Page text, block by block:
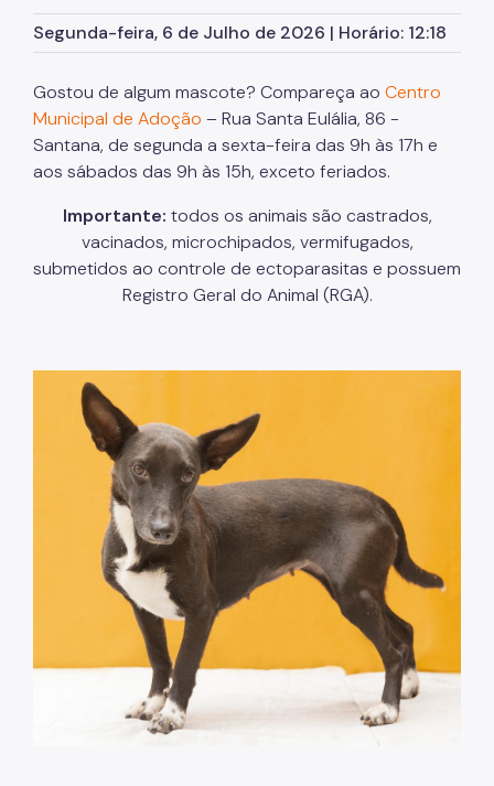
Assessoria de Planejamento – Asplan
Atenção Básica
Atenção Especializada
Atenção Integral às Pessoas em Situação de
Acumulação
Biblioteca de Saúde
Comitê de Ética em Pesquisa com Seres Humanos
Conselho Municipal de Saúde
Coordenadoria de Controle Interno
Coordenadoria de Informação em Saúde
Infecções Sexualmente Transmissíveis - IST/AIDS
Epidemiologia e Informação - CEInfo
Escola Municipal de Saúde - EMS
Gestão de Pessoas
Gestão Participativa
Segunda-feira, 6 de Julho de 2026 | Horário: 12:18
Gostou de algum mascote? Compareça ao Centro
Municipal de Adoção – Rua Santa Eulália, 86 -
Santana, de segunda a sexta-feira das 9h às 17h e
aos sábados das 9h às 15h, exceto feriados.
Importante: todos os animais são castrados,
vacinados, microchipados, vermifugados,
submetidos ao controle de ectoparasitas e possuem
Registro Geral do Animal (RGA).